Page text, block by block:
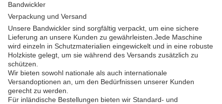
Bandwickler
Verpackung und Versand
Unsere Bandwickler sind sorgfältig verpackt, um eine sichere
Lieferung an unsere Kunden zu gewährleisten.Jede Maschine
wird einzeln in Schutzmaterialien eingewickelt und in eine robuste
Holzkiste gelegt, um sie während des Versands zusätzlich zu
schützen.
Wir bieten sowohl nationale als auch internationale
Versandoptionen an, um den Bedürfnissen unserer Kunden
gerecht zu werden.
Für inländische Bestellungen bieten wir Standard- und